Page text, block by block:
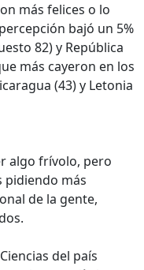
más felices o lo
bajó un 5%
82) y República
más cayeron en los
(43) y Letonia
algo frívolo, pero
pidiendo más
de la gente,
del país